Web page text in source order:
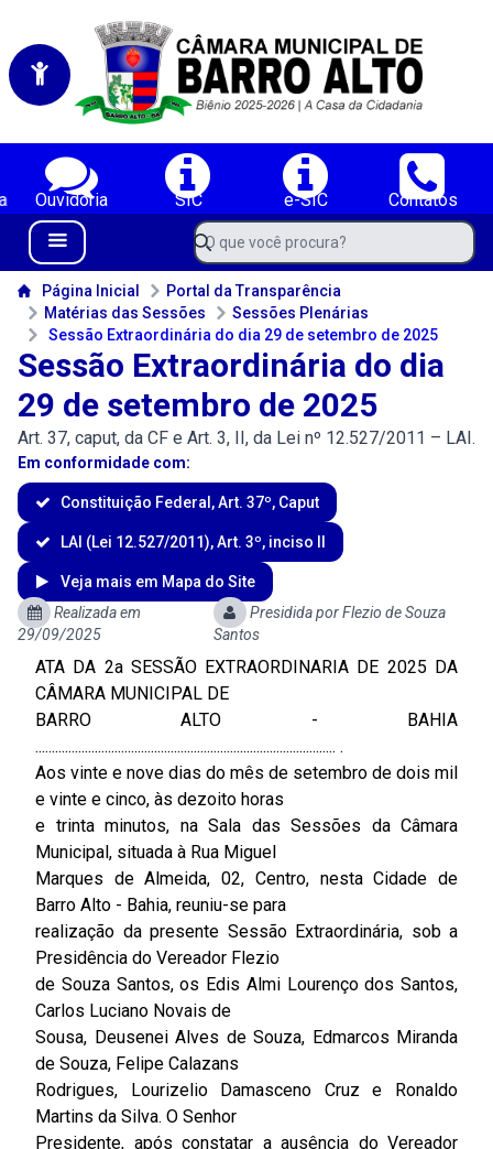
Serviços da Câmara Municipal de Vereadores de Barro Alto-BA;
Ouvidoria SIC e-SIC
Contatos
Navegue pelo portal da Câmara de Barro Alto-BA
Menu Bar
O que você procura?
Conteúdo da Câmara de Barro Alto-BA
Página Inicial
Portal da Transparência
Matérias das Sessões
Sessões Plenárias
Sessão Extraordinária do dia 29 de setembro de 2025
Sessão Extraordinária do dia
29 de setembro de 2025
Art. 37, caput, da CF e Art. 3, II, da Lei nº 12.527/2011 – LAI.
Em conformidade com:
Constituição Federal, Art. 37º, Caput
LAI (Lei 12.527/2011), Art. 3º, inciso II
Veja mais em Mapa do Site
Realizada em
29/09/2025
Presidida por Flezio de Souza
Santos
ATA DA 2a SESSÃO EXTRAORDINARIA DE 2025 DA
CÂMARA MUNICIPAL DE
BARRO ALTO - BAHIA
........................................................................................... .
Aos vinte e nove dias do mês de setembro de dois mil
e vinte e cinco, às dezoito horas
e trinta minutos, na Sala das Sessões da Câmara
Municipal, situada à Rua Miguel
Marques de Almeida, 02, Centro, nesta Cidade de
Barro Alto - Bahia, reuniu-se para
realização da presente Sessão Extraordinária, sob a
Presidência do Vereador Flezio
de Souza Santos, os Edis Almi Lourenço dos Santos,
Carlos Luciano Novais de
Sousa, Deusenei Alves de Souza, Edmarcos Miranda
de Souza, Felipe Calazans
Rodrigues, Lourizelio Damasceno Cruz e Ronaldo
Martins da Silva. O Senhor
Presidente, após constatar a ausência do Vereador